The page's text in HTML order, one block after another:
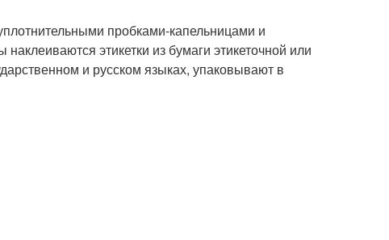
пробками-капельницами и
этикетки из бумаги этикеточной или
и русском языках, упаковывают в